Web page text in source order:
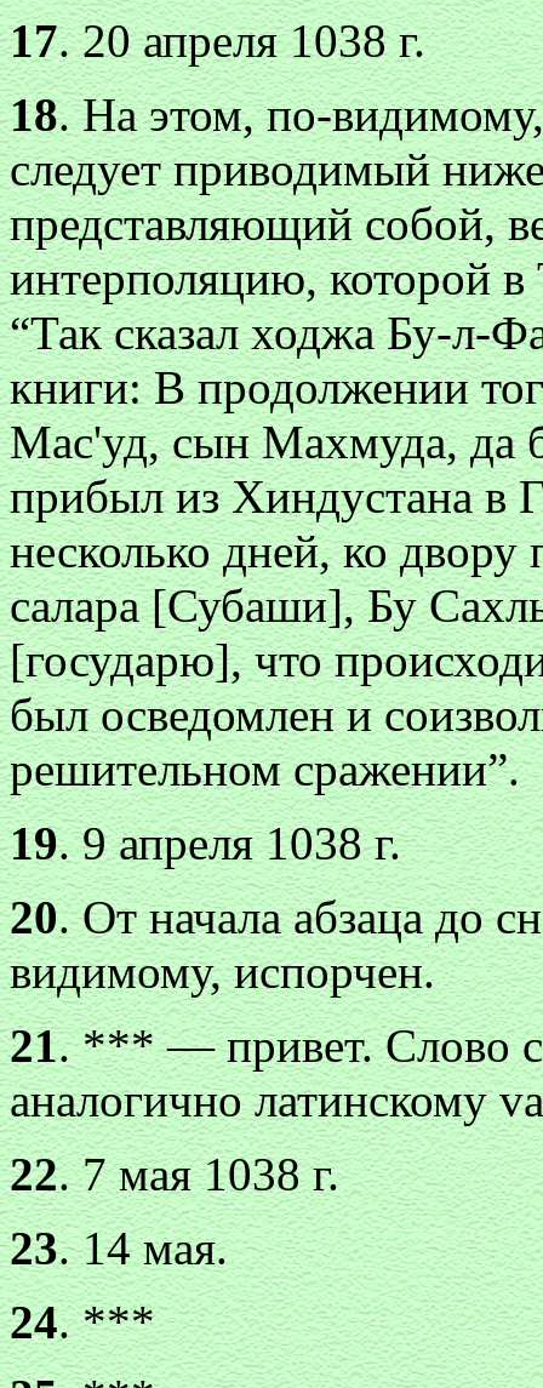
17. 20 апреля 1038 г.
18. На этом, по-
следует приводимый
представляющий собой,
интерполяцию, которой в
“Так сказал ходжа Бу-л-
книги: В продолжении
Мас'уд, сын Махмуда, да
прибыл из Хиндустана в
несколько дней, ко
салара [Субаши], Бу
[государю], что
был осведомлен и
решительном сражении”.
19. 9 апреля 1038 г.
20. От начала абзаца до
видимому, испорчен.
21. *** — привет. Слово
аналогично латинскому
22. 7 мая 1038 г.
23. 14 мая.
24. ***